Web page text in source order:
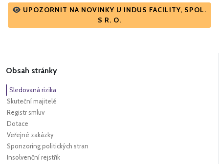
UPOZORNIT NA NOVINKY U INDUS FACILITY, SPOL.
S R. O.
Obsah stránky
Sledovaná rizika
Skuteční majitelé
Registr smluv
Dotace
Veřejné zakázky
Sponzoring politických stran
Insolvenční rejstřík